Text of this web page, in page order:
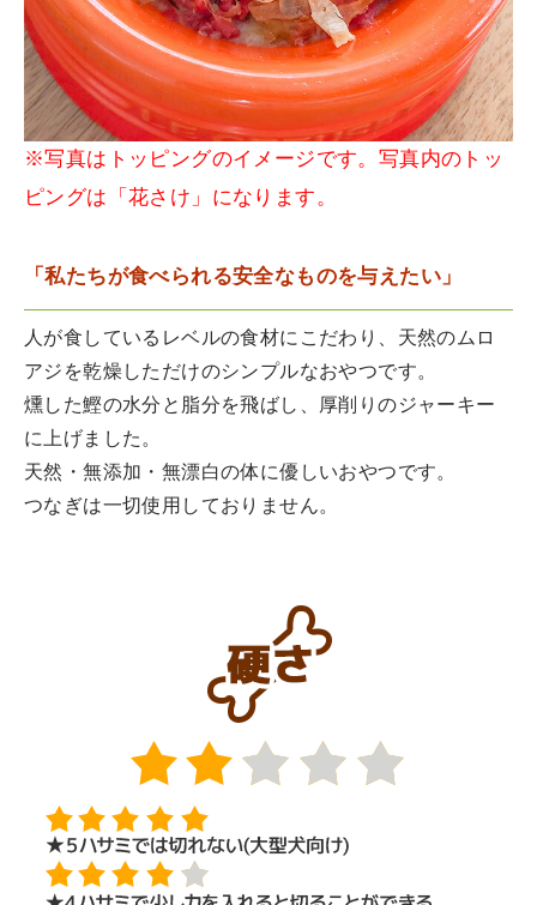
※写真はトッピングのイメージです。写真内のトッ
ピングは「花さけ」になります。
「私たちが食べられる安全なものを与えたい」
人が食しているレベルの食材にこだわり、天然のムロ
アジを乾燥しただけのシンプルなおやつです。
燻した鰹の水分と脂分を飛ばし、厚削りのジャーキー
に上げました。
天然・無添加・無漂白の体に優しいおやつです。
つなぎは一切使用しておりません。